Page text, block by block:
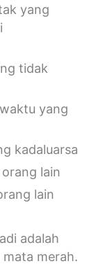
yang
tidak
yang
kadaluarsa
lain
lain
adalah
merah.